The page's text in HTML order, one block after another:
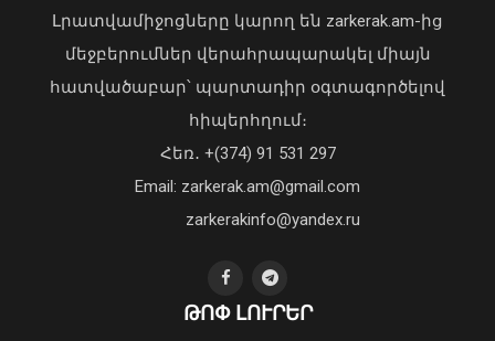
դեմ ծանր պայքարում»․ կյանքից
հեռացել է Արսեն Ասլանյանը
04 Օգոստոս, 2026 19:12
Լրատվամիջոցները կարող են zarkerak.am-ից
մեջբերումներ վերահրապարակել միայն
հատվածաբար՝ պարտադիր օգտագործելով
հիպերհղում։
Հեռ․ +(374) 91 531 297
Email: zarkerak.am@gmail.com
zarkerakinfo@yandex.ru
ԹՈՓ ԼՈՒՐԵՐ